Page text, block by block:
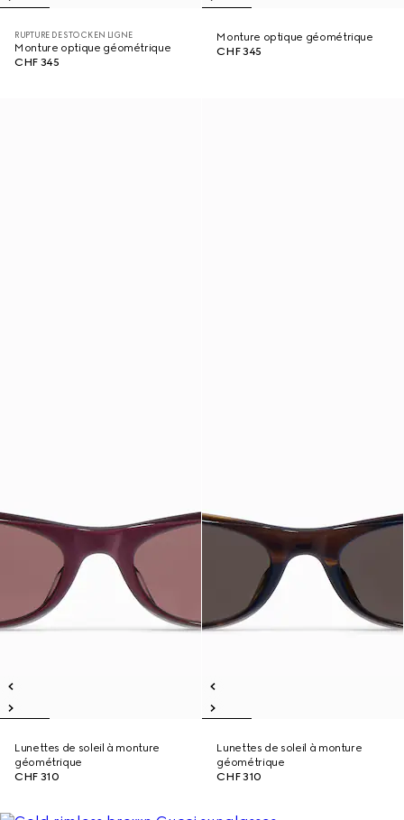
RUPTURE DE STOCK EN LIGNE
Monture optique géométrique
CHF 345
Monture optique géométrique
CHF 345
Lunettes de soleil à monture
géométrique
CHF 310
Lunettes de soleil à monture
géométrique
CHF 310